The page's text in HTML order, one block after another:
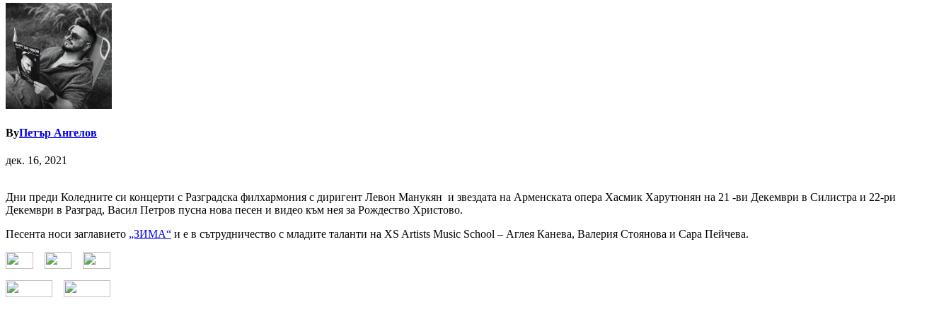
ByПетър Ангелов
дек. 16, 2021
Дни преди Коледните си концерти с Разградска филхармония с диригент Левон Манукян и звездата на Арменската опера Хасмик Харутюнян на 21 -ви Декември в Силистра и 22-ри
Декември в Разград, Васил Петров пусна нова песен и видео към нея за Рождество Христово.
Песента носи заглавието „ЗИМА“ и е в сътрудничество с младите таланти на XS Artists Music School – Аглея Канева, Валерия Стоянова и Сара Пейчева.